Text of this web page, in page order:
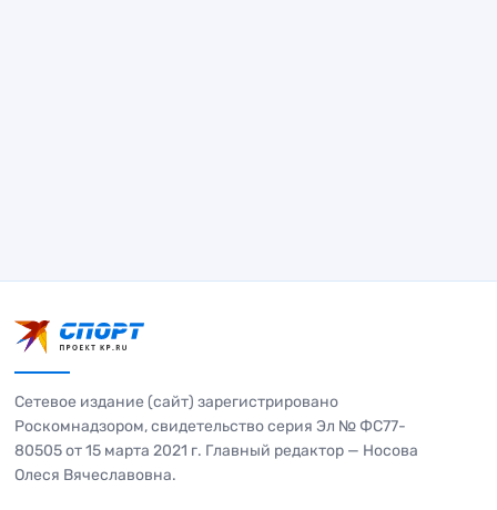
Сетевое издание (сайт) зарегистрировано
Роскомнадзором, свидетельство серия Эл № ФС77-
80505 от 15 марта 2021 г. Главный редактор — Носова
Олеся Вячеславовна.